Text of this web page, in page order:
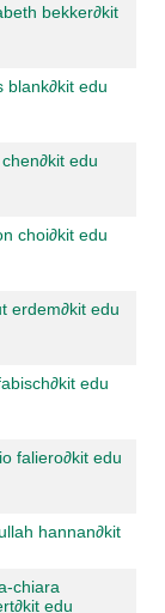
bekker∂kit
blank∂kit edu
∂kit edu
choi∂kit edu
erdem∂kit edu
∂kit edu
faliero∂kit edu
hannan∂kit
chiara
∂kit edu